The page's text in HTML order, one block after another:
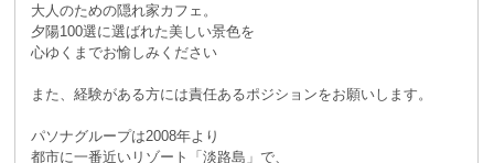
大人のための隠れ家カフェ。
夕陽100選に選ばれた美しい景色を
心ゆくまでお愉しみください
また、経験がある方には責任あるポジションをお願いします。
パソナグループは2008年より
都市に一番近いリゾート「淡路島」で、